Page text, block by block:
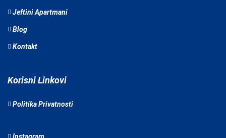
Jeftini Apartmani
Blog
Kontakt
Korisni Linkovi
Politika Privatnosti